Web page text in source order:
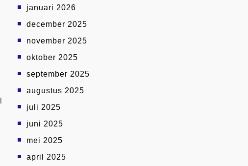
januari 2026
december 2025
november 2025
oktober 2025
september 2025
augustus 2025
juli 2025
juni 2025
mei 2025
april 2025